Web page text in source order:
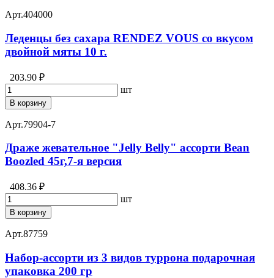
Арт.404000
Леденцы без сахара RENDEZ VOUS со вкусом
двойной мяты 10 г.
203.90 ₽
шт
В корзину
Арт.79904-7
Драже жевательное "Jelly Belly" ассорти Bean
Boozled 45г,7-я версия
408.36 ₽
шт
В корзину
Арт.87759
Набор-ассорти из 3 видов туррона подарочная
упаковка 200 гр